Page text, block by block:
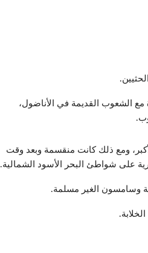
الشعوب القديمة في الأناضول،
ومع ذلك كانت منقسمة وبعد وقت
على شواطئ البحر الأسود الشمالية.
وسامسون الغير مسلمة.